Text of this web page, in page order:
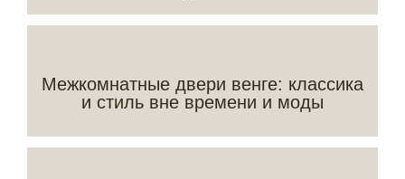
Межкомнатные двери венге: классика
и стиль вне времени и моды